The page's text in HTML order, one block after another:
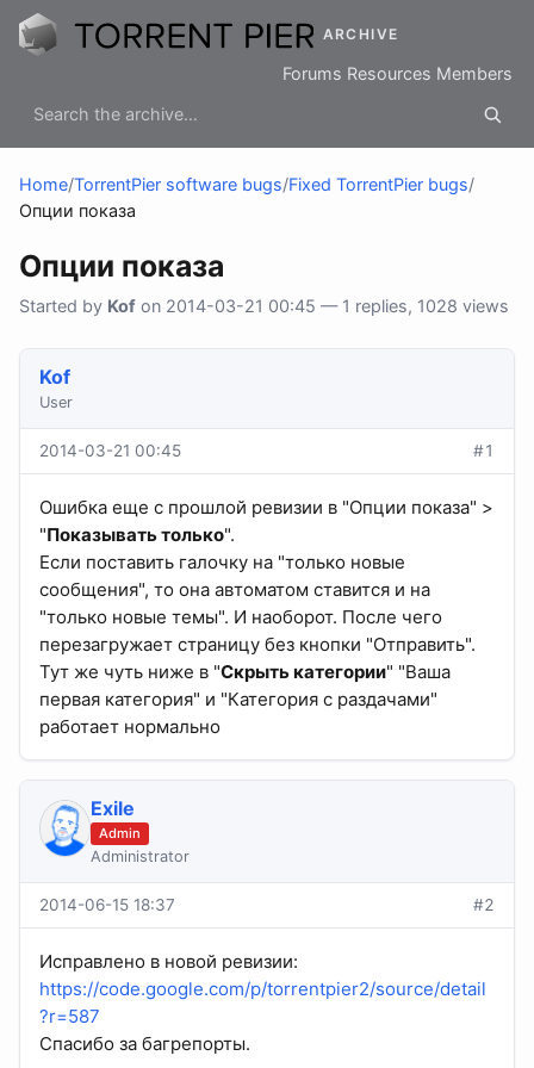
ARCHIVE
Forums Resources Members
Home/TorrentPier software bugs/Fixed TorrentPier bugs/
Опции показа
Опции показа
Started by Kof on 2014-03-21 00:45 — 1 replies, 1028 views
Kof
User
2014-03-21 00:45 #1
Ошибка еще с прошлой ревизии в "Опции показа" >
"Показывать только".
Если поставить галочку на "только новые
сообщения", то она автоматом ставится и на
"только новые темы". И наоборот. После чего
перезагружает страницу без кнопки "Отправить".
Тут же чуть ниже в "Скрыть категории" "Ваша
первая категория" и "Категория с раздачами"
работает нормально
Exile
Admin
Administrator
2014-06-15 18:37 #2
Исправлено в новой ревизии:
https://code.google.com/p/torrentpier2/source/detail
?r=587
Спасибо за багрепорты.